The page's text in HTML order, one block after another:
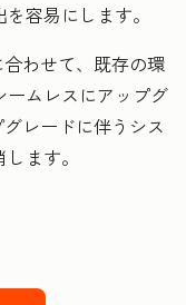
容易にします。
わせて、既存の環
ムレスにアップグ
レードに伴うシス
ます。